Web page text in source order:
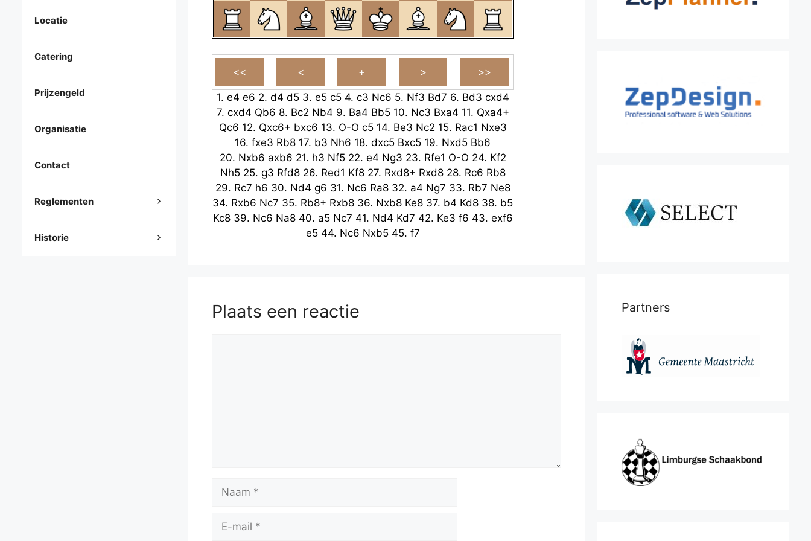
1. e4 e6 2. d4 d5 3. e5 c5 4. c3 Nc6 5. Nf3 Bd7 6. Bd3 cxd4
7. cxd4 Qb6 8. Bc2 Nb4 9. Ba4 Bb5 10. Nc3 Bxa4 11. Qxa4+
Qc6 12. Qxc6+ bxc6 13. O-O c5 14. Be3 Nc2 15. Rac1 Nxe3
16. fxe3 Rb8 17. b3 Nh6 18. dxc5 Bxc5 19. Nxd5 Bb6
20. Nxb6 axb6 21. h3 Nf5 22. e4 Ng3 23. Rfe1 O-O 24. Kf2
Nh5 25. g3 Rfd8 26. Red1 Kf8 27. Rxd8+ Rxd8 28. Rc6 Rb8
29. Rc7 h6 30. Nd4 g6 31. Nc6 Ra8 32. a4 Ng7 33. Rb7 Ne8
34. Rxb6 Nc7 35. Rb8+ Rxb8 36. Nxb8 Ke8 37. b4 Kd8 38. b5
Kc8 39. Nc6 Na8 40. a5 Nc7 41. Nd4 Kd7 42. Ke3 f6 43. exf6
e5 44. Nc6 Nxb5 45. f7
Plaats een reactie
mail
Locatie
Catering
Prijzengeld
Organisatie
Contact
Reglementen
Historie
Partners